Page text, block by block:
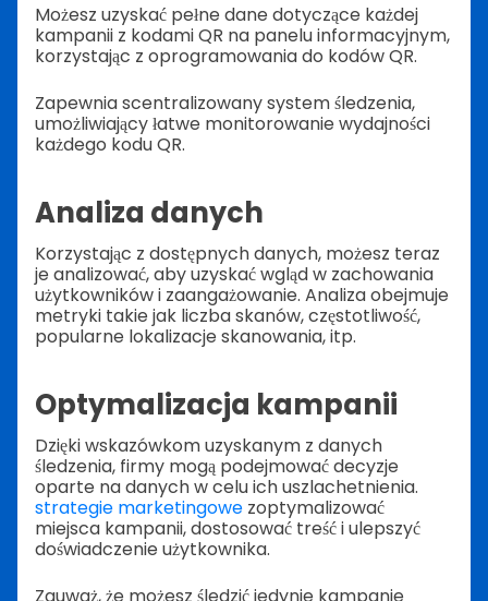
Możesz uzyskać pełne dane dotyczące każdej
kampanii z kodami QR na panelu informacyjnym,
korzystając z oprogramowania do kodów QR.
Zapewnia scentralizowany system śledzenia,
umożliwiający łatwe monitorowanie wydajności
każdego kodu QR.
Analiza danych
Korzystając z dostępnych danych, możesz teraz
je analizować, aby uzyskać wgląd w zachowania
użytkowników i zaangażowanie. Analiza obejmuje
metryki takie jak liczba skanów, częstotliwość,
popularne lokalizacje skanowania, itp.
Optymalizacja kampanii
Dzięki wskazówkom uzyskanym z danych
śledzenia, firmy mogą podejmować decyzje
oparte na danych w celu ich uszlachetnienia.
strategie marketingowe zoptymalizować
miejsca kampanii, dostosować treść i ulepszyć
doświadczenie użytkownika.